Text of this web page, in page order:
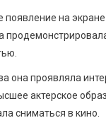
на
проявляла
актерское
сниматься в кино.